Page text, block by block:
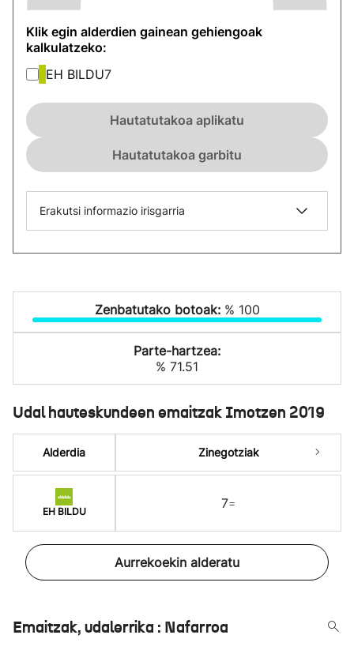
Klik egin alderdien gainean gehiengoak
kalkulatzeko:
EH BILDU7
Hautatutakoa aplikatu
Hautatutakoa garbitu
Erakutsi informazio irisgarria
Zenbatutako botoak: % 100
Parte-hartzea:
% 71.51
Udal hauteskundeen emaitzak Imotzen 2019
Alderdia
EH BILDU
Zinegotziak
7=
Aurrekoekin alderatu
Emaitzak, udalerrika : Nafarroa